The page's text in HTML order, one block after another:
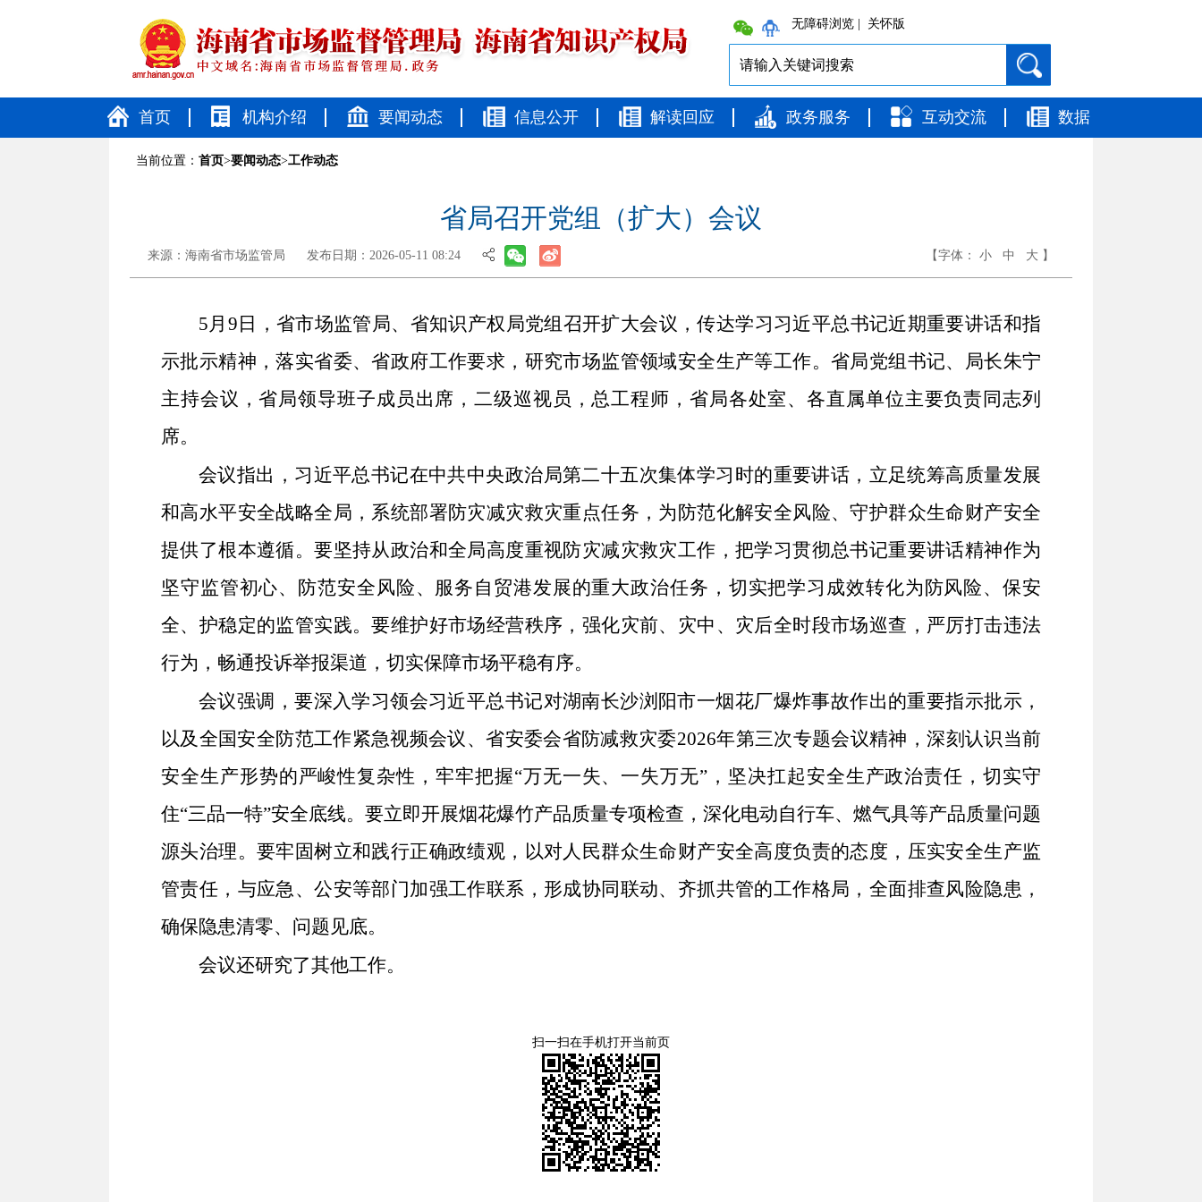
无障碍浏览 | 关怀版
首页 机构介绍 要闻动态 信息公开 解读回应 政务服务 互动交流 数据
当前位置： 首页>要闻动态>工作动态
省局召开党组（扩大）会议
来源： 海南省市场监管局 发布日期：2026-05-11 08:24 【字体： 小 中 大 】
5月9日，省市场监管局、省知识产权局党组召开扩大会议，传达学习习近平总书记近期重要讲话和指
示批示精神，落实省委、省政府工作要求，研究市场监管领域安全生产等工作。省局党组书记、局长朱宁
主持会议，省局领导班子成员出席，二级巡视员，总工程师，省局各处室、各直属单位主要负责同志列
席。
会议指出， 习近平总书记在中共中央政治局第二十五次集体学习时的重要讲话，立足统筹高质量发展
和高水平安全战略全局，系统部署防灾减灾救灾重点任务，为防范化解安全风险、守护群众生命财产安全
提供了根本遵循。要坚持从政治和全局高度重视防灾减灾救灾工作，把学习贯彻总书记重要讲话精神作为
坚守监管初心、防范安全风险、服务自贸港发展的重大政治任务，切实把学习成效转化为防风险、保安
全、护稳定的监管实践。要维护好市场经营秩序，强化灾前、灾中、灾后全时段市场巡查，严厉打击违法
行为，畅通投诉举报渠道，切实保障市场平稳有序。
会议强调，要深入学习领会习近平总书记对湖南长沙浏阳市一烟花厂爆炸事故作出的重要指示批示，
以及全国安全防范工作紧急视频会议、省安委会省防减救灾委2026年第三次专题会议精神，深刻认识当前
安全生产形势的严峻性复杂性，牢牢把握“万无一失、一失万无”，坚决扛起安全生产政治责任，切实守
住“三品一特”安全底线。要立即开展烟花爆竹产品质量专项检查，深化电动自行车、燃气具等产品质量问题
源头治理。要牢固树立和践行正确政绩观，以对人民群众生命财产安全高度负责的态度，压实安全生产监
管责任，与应急、公安等部门加强工作联系，形成协同联动、齐抓共管的工作格局，全面排查风险隐患，
确保隐患清零、问题见底。
会议还研究了其他工作。
扫一扫在手机打开当前页